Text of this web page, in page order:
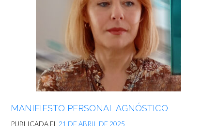
MANIFIESTO PERSONAL AGNÓSTICO
PUBLICADA EL 21 DE ABRIL DE 2025